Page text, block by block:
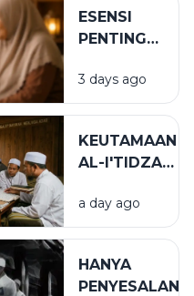
ESENSI
PENTING
BIRRUL
WALIDAIN
3 days ago
KEUTAMAAN
AL-I'TIDZAR
AFWU
DALAM
SPIRITUAL
a day ago
HANYA
PENYESALAN